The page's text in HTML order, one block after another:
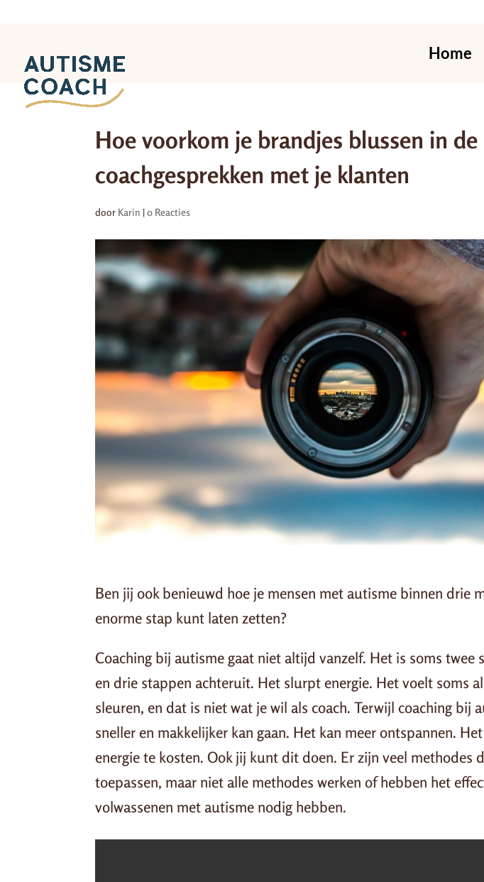
Home
Hoe voorkom je brandjes blussen in de
coachgesprekken met je klanten
door Karin |0 Reacties
Ben jij ook benieuwd hoe je mensen met autisme binnen drie
enorme stap kunt laten zetten?
Coaching bij autisme gaat niet altijd vanzelf. Het is soms twee
en drie stappen achteruit. Het slurpt energie. Het voelt soms
sleuren, en dat is niet wat je wil als coach. Terwijl coaching bij
sneller en makkelijker kan gaan. Het kan meer ontspannen.
energie te kosten. Ook jij kunt dit doen. Er zijn veel methodes
toepassen, maar niet alle methodes werken of hebben het
volwassenen met autisme nodig hebben.